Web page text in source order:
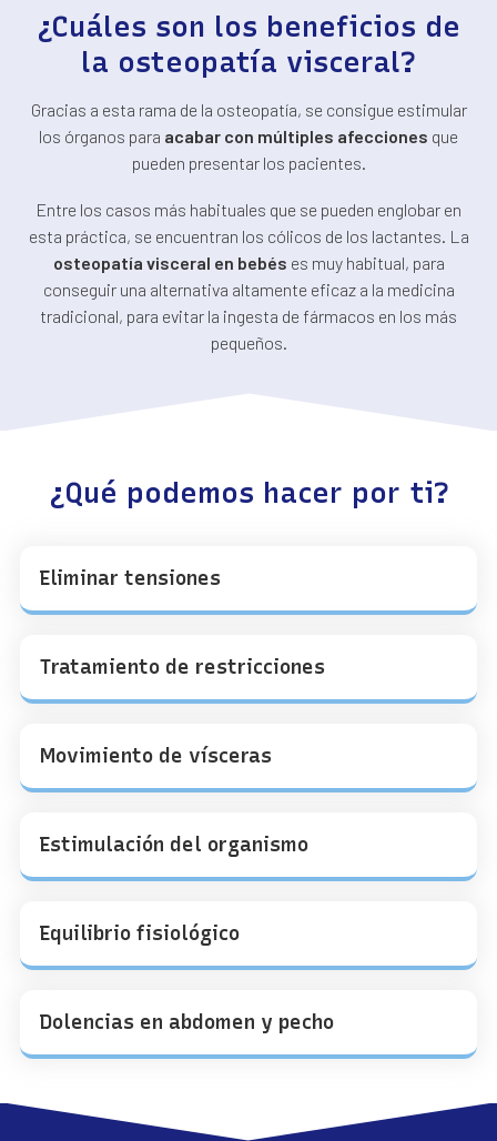
¿Cuáles son los beneficios de
la osteopatía visceral?
Gracias a esta rama de la osteopatía, se consigue estimular
los órganos para acabar con múltiples afecciones que
pueden presentar los pacientes.
Entre los casos más habituales que se pueden englobar en
esta práctica, se encuentran los cólicos de los lactantes. La
osteopatía visceral en bebés es muy habitual, para
conseguir una alternativa altamente eficaz a la medicina
tradicional, para evitar la ingesta de fármacos en los más
pequeños.
¿Qué podemos hacer por ti?
Eliminar tensiones
Tratamiento de restricciones
Movimiento de vísceras
Estimulación del organismo
Equilibrio fisiológico
Dolencias en abdomen y pecho